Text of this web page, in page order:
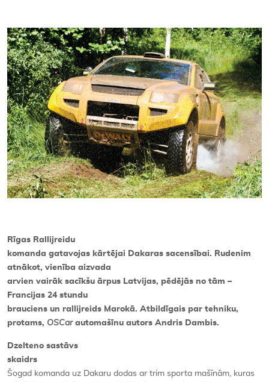
Rīgas Rallijreidu
komanda gatavojas kārtējai Dakaras sacensībai. Rudenim
atnākot, vienība aizvada
arvien vairāk sacīkšu ārpus Latvijas, pēdējās no tām –
Francijas 24 stundu
brauciens un rallijreids Marokā. Atbildīgais par tehniku,
protams, OSCarautomašīnu autors Andris Dambis.
Dzelteno sastāvs
skaidrs
Šogad komanda uz Dakaru dodas ar trim sporta mašīnām, kuras